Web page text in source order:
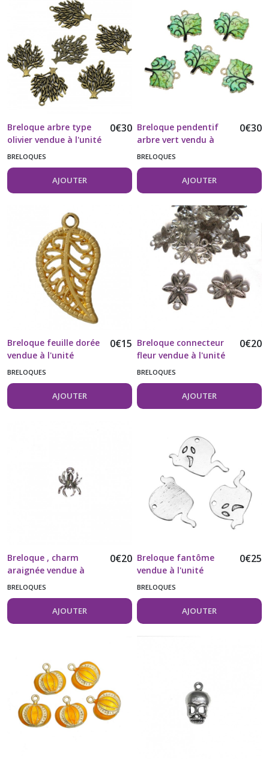
Breloque arbre type
olivier vendue à l'unité
0€30
BRELOQUES
AJOUTER
Breloque pendentif
arbre vert vendu à
l'unité
0€30
BRELOQUES
AJOUTER
Breloque feuille dorée
vendue à l'unité
RefBR59
0€15
BRELOQUES
AJOUTER
Breloque connecteur
fleur vendue à l'unité
0€20
BRELOQUES
AJOUTER
Breloque , charm
araignée vendue à
l'unité
0€20
BRELOQUES
AJOUTER
Breloque fantôme
vendue à l'unité
0€25
BRELOQUES
AJOUTER
Cabochons
(8)
Couture,
Broderie
Papeterie
,
scrapbooking
Rubans
résultats